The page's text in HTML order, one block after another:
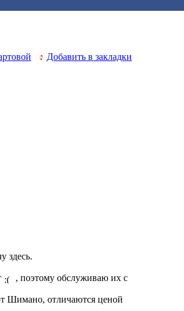
Добавить в закладки
здесь.
, поэтому обслуживаю их с
Шимано, отличаются ценой